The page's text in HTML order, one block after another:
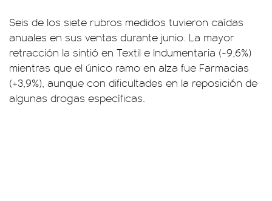
Seis de los siete rubros medidos tuvieron caídas
anuales en sus ventas durante junio. La mayor
retracción la sintió en Textil e Indumentaria (-9,6%)
mientras que el único ramo en alza fue Farmacias
(+3,9%), aunque con dificultades en la reposición de
algunas drogas específicas.